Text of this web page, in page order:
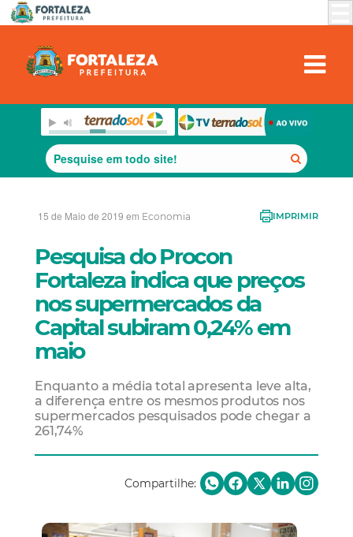
15 de Maio de 2019 em Economia IMPRIMIR
Pesquisa do Procon
Fortaleza indica que preços
nos supermercados da
Capital subiram 0,24% em
maio
Enquanto a média total apresenta leve alta,
a diferença entre os mesmos produtos nos
supermercados pesquisados pode chegar a
261,74%
Compartilhe: